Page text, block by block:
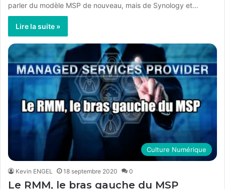
parler du modèle MSP de nouveau, mais de Synology et…
Lire la suite »
Culture Numérique
Kevin ENGEL 18 septembre 2020 0
Le RMM, le bras gauche du MSP